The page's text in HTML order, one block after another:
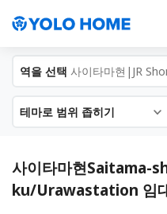
역을 선택 사이타마현|JR
테마로 범위 좁히기
사이타마현Saitama-
ku/Urawastation 임